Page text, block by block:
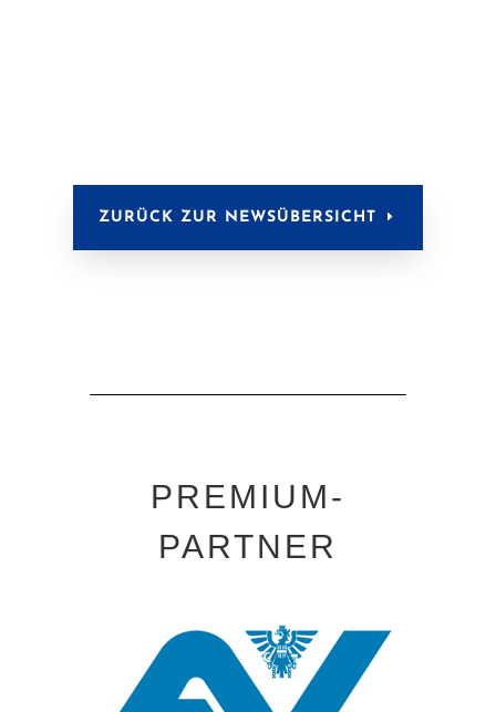
ZURÜCK ZUR NEWSÜBERSICHT
PREMIUM-
PARTNER